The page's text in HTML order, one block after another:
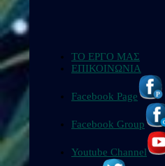
ΤΟ ΕΡΓΟ ΜΑΣ
ΕΠΙΚΟΙΝΩΝΙΑ
Facebook Page
Facebook Group
Youtube Channel